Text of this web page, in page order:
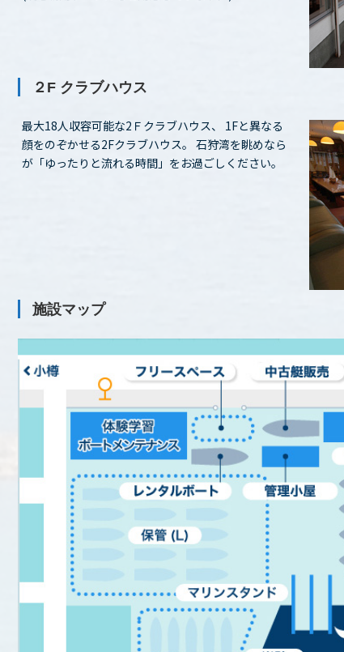
２F クラブハウス
最大18人収容可能な2Ｆクラブハウス、 1Fと異なる
顔をのぞかせる2Fクラブハウス。 石狩湾を眺めなら
が「ゆったりと流れる時間」をお過ごしください。
施設マップ